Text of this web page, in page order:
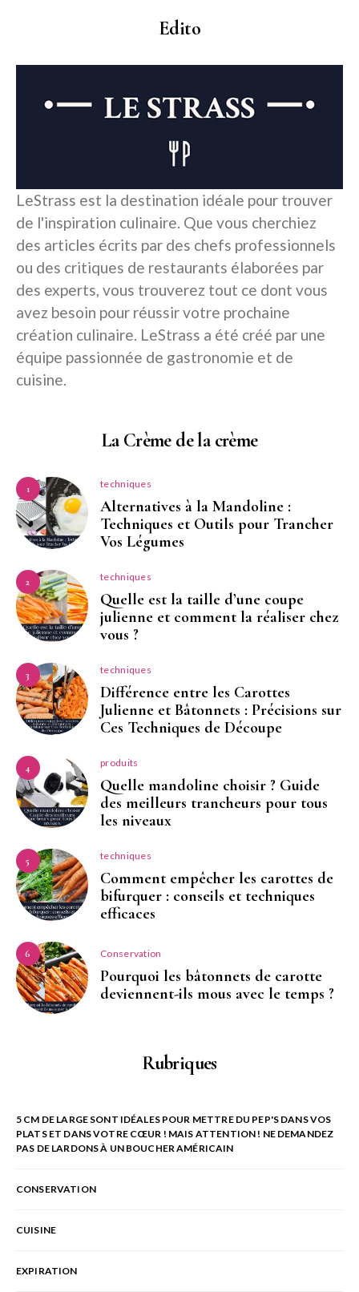
Edito
LeStrass est la destination idéale pour trouver
de l'inspiration culinaire. Que vous cherchiez
des articles écrits par des chefs professionnels
ou des critiques de restaurants élaborées par
des experts, vous trouverez tout ce dont vous
avez besoin pour réussir votre prochaine
création culinaire. LeStrass a été créé par une
équipe passionnée de gastronomie et de
cuisine.
La Crème de la crème
1 techniques
Alternatives à la Mandoline :
Techniques et Outils pour Trancher
Vos Légumes
2 techniques
Quelle est la taille d’une coupe
julienne et comment la réaliser chez
vous ?
3 techniques
Différence entre les Carottes
Julienne et Bâtonnets : Précisions sur
Ces Techniques de Découpe
4 produits
Quelle mandoline choisir ? Guide
des meilleurs trancheurs pour tous
les niveaux
5 techniques
Comment empêcher les carottes de
bifurquer : conseils et techniques
efficaces
6 Conservation
Pourquoi les bâtonnets de carotte
deviennent-ils mous avec le temps ?
Rubriques
5 CM DE LARGE SONT IDÉALES POUR METTRE DU PEP'S DANS VOS
PLATS ET DANS VOTRE CŒUR ! MAIS ATTENTION ! NE DEMANDEZ
PAS DE LARDONS À UN BOUCHER AMÉRICAIN
CONSERVATION
CUISINE
EXPIRATION